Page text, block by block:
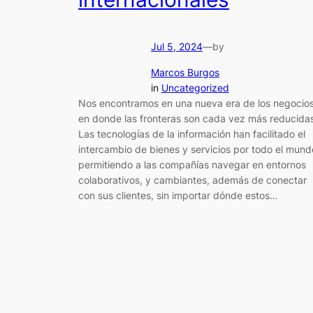
Jul 5, 2024—by
Marcos Burgos
in Uncategorized
Nos encontramos en una nueva era de los
en donde las fronteras son cada vez más
Las tecnologías de la información han facilitado el
intercambio de bienes y servicios por todo el
permitiendo a las compañías navegar en entornos
colaborativos, y cambiantes, además de conectar
con sus clientes, sin importar dónde estos…